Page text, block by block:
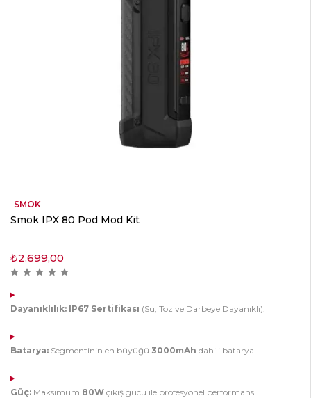
SMOK
Smok IPX 80 Pod Mod Kit
₺2.699,00
Dayanıklılık: IP67 Sertifikası (Su, Toz ve Darbeye Dayanıklı).
Batarya: Segmentinin en büyüğü 3000mAh dahili batarya.
Güç: Maksimum 80W çıkış gücü ile profesyonel performans.